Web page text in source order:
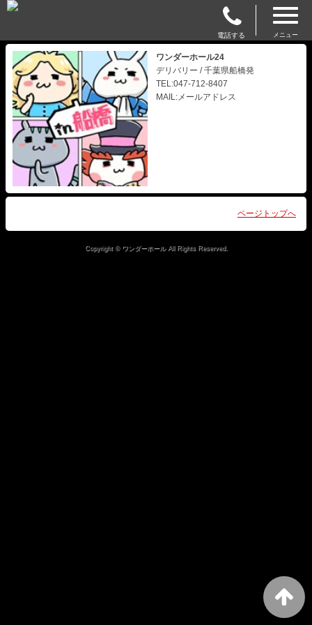
電話する メニュー
ワンダーホール24
デリバリー / 千葉県船橋発
TEL:047-712-8407
MAIL:メールアドレス
ページトップへ
Copyright © ワンダーホール All Rights Reserved.